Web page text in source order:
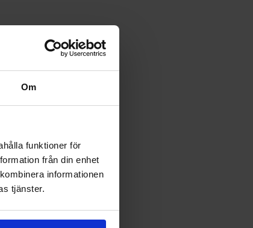
Om
funktioner för
från din enhet
informationen
tjänster.